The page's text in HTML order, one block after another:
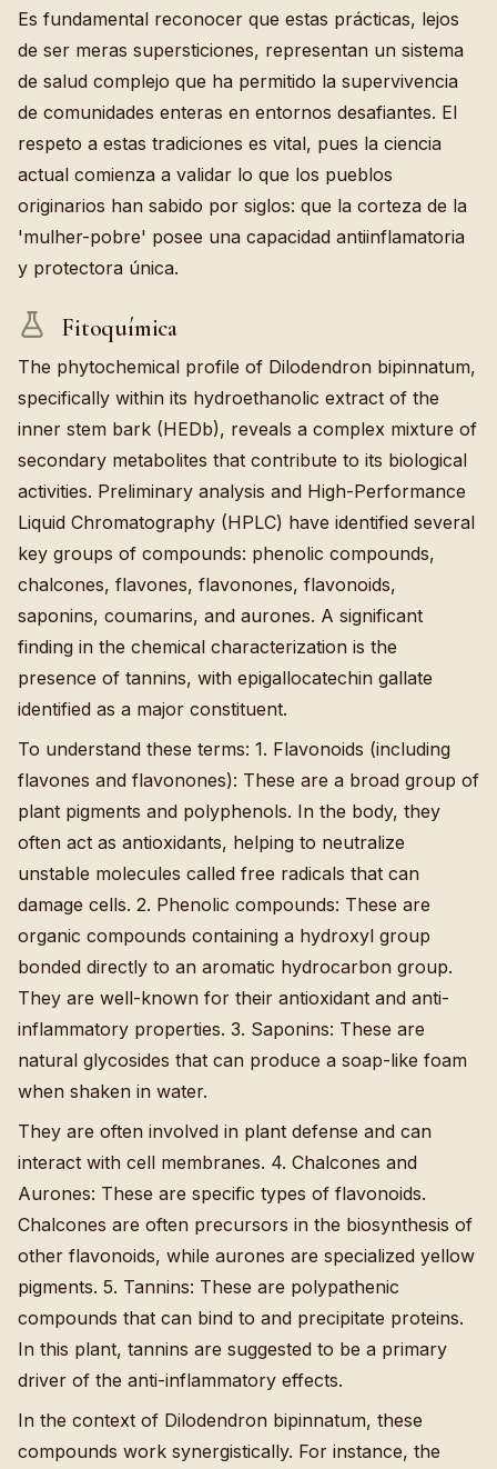
Es fundamental reconocer que estas prácticas, lejos
de ser meras supersticiones, representan un sistema
de salud complejo que ha permitido la supervivencia
de comunidades enteras en entornos desafiantes. El
respeto a estas tradiciones es vital, pues la ciencia
actual comienza a validar lo que los pueblos
originarios han sabido por siglos: que la corteza de la
'mulher-pobre' posee una capacidad antiinflamatoria
y protectora única.
Fitoquímica
The phytochemical profile of Dilodendron bipinnatum,
specifically within its hydroethanolic extract of the
inner stem bark (HEDb), reveals a complex mixture of
secondary metabolites that contribute to its biological
activities. Preliminary analysis and High-Performance
Liquid Chromatography (HPLC) have identified several
key groups of compounds: phenolic compounds,
chalcones, flavones, flavonones, flavonoids,
saponins, coumarins, and aurones. A significant
finding in the chemical characterization is the
presence of tannins, with epigallocatechin gallate
identified as a major constituent.
To understand these terms: 1. Flavonoids (including
flavones and flavonones): These are a broad group of
plant pigments and polyphenols. In the body, they
often act as antioxidants, helping to neutralize
unstable molecules called free radicals that can
damage cells. 2. Phenolic compounds: These are
organic compounds containing a hydroxyl group
bonded directly to an aromatic hydrocarbon group.
They are well-known for their antioxidant and anti-
inflammatory properties. 3. Saponins: These are
natural glycosides that can produce a soap-like foam
when shaken in water.
They are often involved in plant defense and can
interact with cell membranes. 4. Chalcones and
Aurones: These are specific types of flavonoids.
Chalcones are often precursors in the biosynthesis of
other flavonoids, while aurones are specialized yellow
pigments. 5. Tannins: These are polypathenic
compounds that can bind to and precipitate proteins.
In this plant, tannins are suggested to be a primary
driver of the anti-inflammatory effects.
In the context of Dilodendron bipinnatum, these
compounds work synergistically. For instance, the